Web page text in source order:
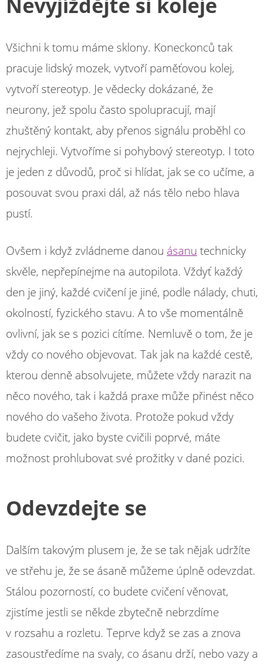
Všichni k tomu máme sklony. Koneckonců tak
pracuje lidský mozek, vytvoří paměťovou kolej,
vytvoří stereotyp. Je vědecky dokázané, že
neurony, jež spolu často spolupracují, mají
zhuštěný kontakt, aby přenos signálu proběhl co
nejrychleji. Vytvoříme si pohybový stereotyp. I toto
je jeden z důvodů, proč si hlídat, jak se co učíme, a
posouvat svou praxi dál, až nás tělo nebo hlava
pustí.
Ovšem i když zvládneme danou ásanu technicky
skvěle, nepřepínejme na autopilota. Vždyť každý
den je jiný, každé cvičení je jiné, podle nálady, chuti,
okolností, fyzického stavu. A to vše momentálně
ovlivní, jak se s pozici cítíme. Nemluvě o tom, že je
vždy co nového objevovat. Tak jak na každé cestě,
kterou denně absolvujete, můžete vždy narazit na
něco nového, tak i každá praxe může přinést něco
nového do vašeho života. Protože pokud vždy
budete cvičit, jako byste cvičili poprvé, máte
možnost prohlubovat své prožitky v dané pozici.
Odevzdejte se
Dalším takovým plusem je, že se tak nějak udržíte
ve střehu je, že se ásaně můžeme úplně odevzdat.
Stálou pozorností, co budete cvičení věnovat,
zjistíme jestli se někde zbytečně nebrzdíme
v rozsahu a rozletu. Teprve když se zas a znova
zasoustředíme na svaly, co ásanu drží, nebo vazy a